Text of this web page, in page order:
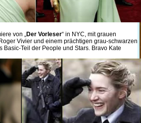
von „Der Vorleser“ in NYC, mit grauen
Vivier und einem prächtigen grau-schwarzen
Basic-Teil der People und Stars. Bravo Kate